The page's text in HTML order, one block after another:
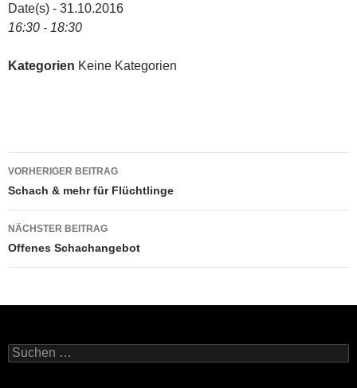
Date(s) - 31.10.2016
16:30 - 18:30
Kategorien Keine Kategorien
Beitragsnavigation
VORHERIGER BEITRAG
Schach & mehr für Flüchtlinge
NÄCHSTER BEITRAG
Offenes Schachangebot
Suchen
nach: